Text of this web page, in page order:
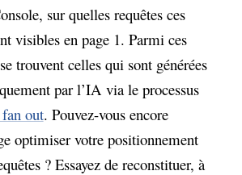
sur quelles requêtes ces
visibles en page 1. Parmi ces
trouvent celles qui sont générées
par l’IA via le processus
out. Pouvez-vous encore
optimiser votre positionnement
? Essayez de reconstituer, à